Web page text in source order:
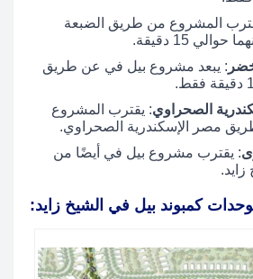
المشروع من طريق الضبعة
15 دقيقة.
: يبعد مشروع بيل في عن طريق
الصحراوي: يقترب المشروع
مصر الإسكندرية الصحراوي.
: يقترب مشروع بيل في أيضًا من